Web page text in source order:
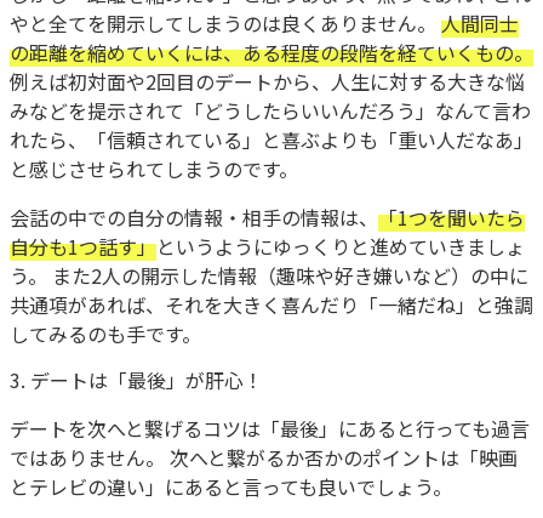
やと全てを開示してしまうのは良くありません。 人間同士
の距離を縮めていくには、ある程度の段階を経ていくもの。
例えば初対面や2回目のデートから、人生に対する大きな悩
みなどを提示されて「どうしたらいいんだろう」なんて言わ
れたら、「信頼されている」と喜ぶよりも「重い人だなあ」
と感じさせられてしまうのです。
会話の中での自分の情報・相手の情報は、 「1つを聞いたら
自分も1つ話す」というようにゆっくりと進めていきましょ
う。 また2人の開示した情報（趣味や好き嫌いなど）の中に
共通項があれば、それを大きく喜んだり「一緒だね」と強調
してみるのも手です。
3. デートは「最後」が肝心！
デートを次へと繋げるコツは「最後」にあると行っても過言
ではありません。 次へと繋がるか否かのポイントは「映画
とテレビの違い」にあると言っても良いでしょう。